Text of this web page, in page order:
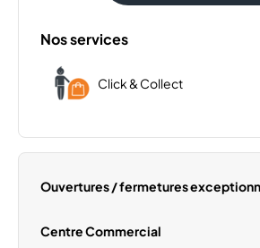
Nos services
Click & Collect
Ouvertures / fermetures
Centre Commercial